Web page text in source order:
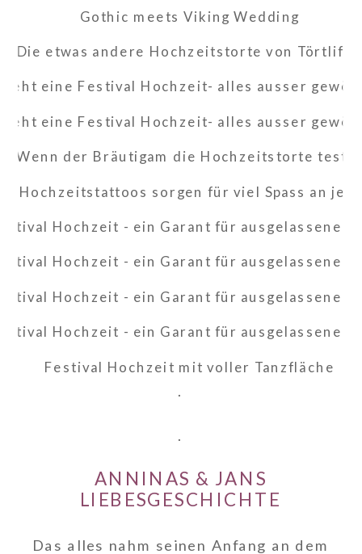
.
ANNINAS & JANS
LIEBESGESCHICHTE
Das alles nahm seinen Anfang an dem